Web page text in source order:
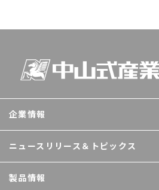
企業情報
ニュースリリース＆ トピックス
製品情報